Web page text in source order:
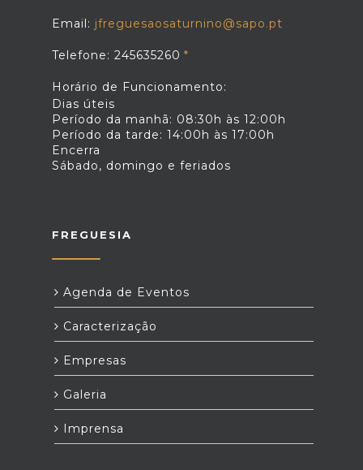
Email: jfreguesaosaturnino@sapo.pt
Telefone: 245635260
Horário de Funcionamento:
Dias úteis
Período da manhã: 08:30h às 12:00h
Período da tarde: 14:00h às 17:00h
Encerra
Sábado, domingo e feriados
FREGUESIA
Agenda de Eventos
Caracterização
Empresas
Galeria
Imprensa